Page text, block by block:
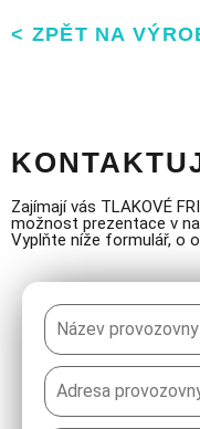
< ZPĚT NA
Zajímají vás TLAKOVÉ
možnost prezentace v
Vyplňte níže formulář, o